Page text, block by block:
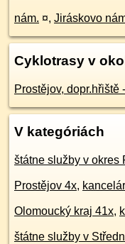
nám. ¤, Jiráskovo
Cyklotrasy v
Prostějov, dopr.hřiště
V kategóriách
štátne služby v okres
Prostějov 4x,
Olomoucký kraj 41x,
štátne služby v